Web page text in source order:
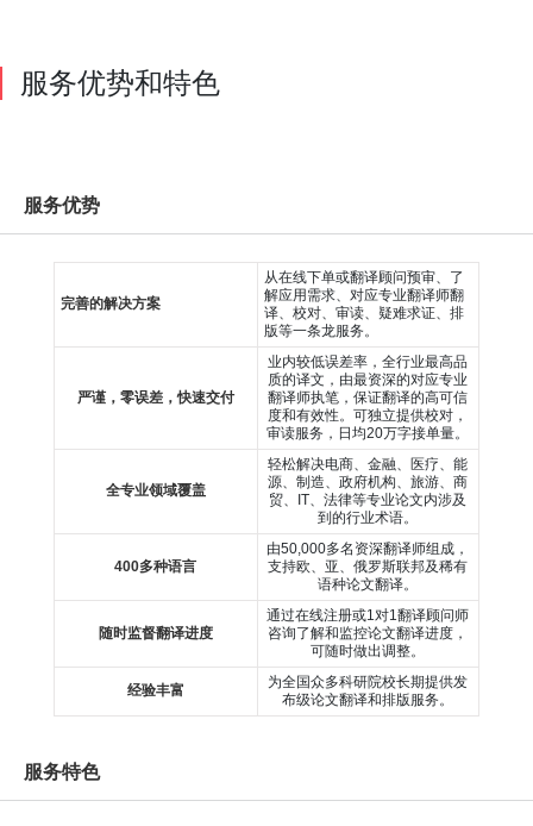
服务优势和特色
服务优势
完善的解决方案
从在线下单或翻译顾问预审、了
解应用需求、对应专业翻译师翻
译、校对、审读、疑难求证、排
版等一条龙服务。
严谨，零误差，快速交付
业内较低误差率，全行业最高品
质的译文，由最资深的对应专业
翻译师执笔，保证翻译的高可信
度和有效性。可独立提供校对，
审读服务，日均20万字接单量。
全专业领域覆盖
轻松解决电商、金融、医疗、能
源、制造、政府机构、旅游、商
贸、IT、法律等专业论文内涉及
到的行业术语。
400多种语言
由50,000多名资深翻译师组成，
支持欧、亚、俄罗斯联邦及稀有
语种论文翻译。
随时监督翻译进度
通过在线注册或1对1翻译顾问师
咨询了解和监控论文翻译进度，
可随时做出调整。
经验丰富
为全国众多科研院校长期提供发
布级论文翻译和排版服务。
服务特色